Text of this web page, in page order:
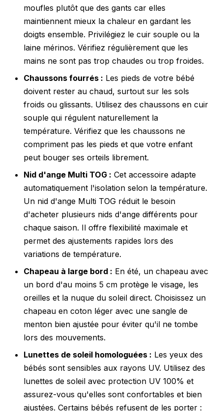
moufles plutôt que des gants car elles
maintiennent mieux la chaleur en gardant les
doigts ensemble. Privilégiez le cuir souple ou la
laine mérinos. Vérifiez régulièrement que les
mains ne sont pas trop chaudes ou trop froides.
Chaussons fourrés : Les pieds de votre bébé
doivent rester au chaud, surtout sur les sols
froids ou glissants. Utilisez des chaussons en cuir
souple qui régulent naturellement la
température. Vérifiez que les chaussons ne
compriment pas les pieds et que votre enfant
peut bouger ses orteils librement.
Nid d'ange Multi TOG : Cet accessoire adapte
automatiquement l'isolation selon la température.
Un nid d'ange Multi TOG réduit le besoin
d'acheter plusieurs nids d'ange différents pour
chaque saison. Il offre flexibilité maximale et
permet des ajustements rapides lors des
variations de température.
Chapeau à large bord : En été, un chapeau avec
un bord d'au moins 5 cm protège le visage, les
oreilles et la nuque du soleil direct. Choisissez un
chapeau en coton léger avec une sangle de
menton bien ajustée pour éviter qu'il ne tombe
lors des mouvements.
Lunettes de soleil homologuées : Les yeux des
bébés sont sensibles aux rayons UV. Utilisez des
lunettes de soleil avec protection UV 100% et
assurez-vous qu'elles sont confortables et bien
ajustées. Certains bébés refusent de les porter :